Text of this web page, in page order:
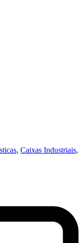
, Caixas Industriais,